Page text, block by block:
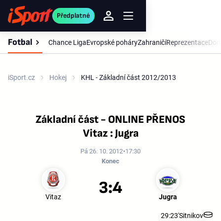
Předplatné
Fotbal Chance LigaEvropské poháryZahraničíReprezentace
iSport.cz Hokej KHL - Základní část 2012/2013
Základní část - ONLINE PŘENOS
Vitaz : Jugra
Pá 26. 10. 2012 17:30
Konec
Vitaz Jugra
3:4
29:23'Sitnikov